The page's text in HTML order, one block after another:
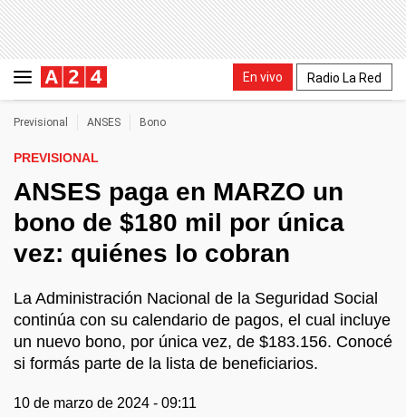
En vivo Radio La Red
Previsional ANSES Bono
PREVISIONAL
ANSES paga en MARZO un
bono de $180 mil por única
vez: quiénes lo cobran
La Administración Nacional de la Seguridad Social
continúa con su calendario de pagos, el cual incluye
un nuevo bono, por única vez, de $183.156. Conocé
si formás parte de la lista de beneficiarios.
10 de marzo de 2024 - 09:11